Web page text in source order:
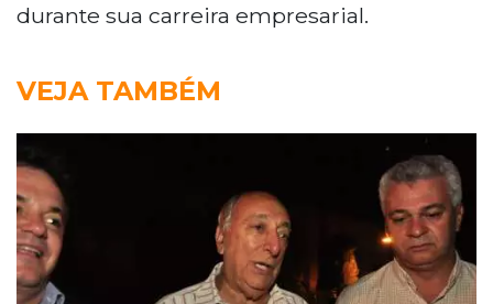
durante sua carreira empresarial.
VEJA TAMBÉM